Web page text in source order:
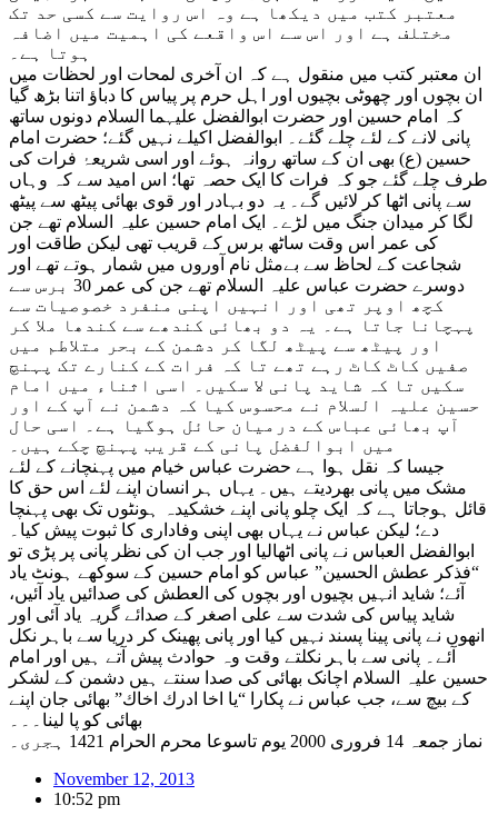
معتبر کتب میں دیکھا ہے وہ اس روایت سے کسی حد تک
مختلف ہے اور اس سے اس واقعے کی اہمیت میں اضافہ
ہوتا ہے۔
ان معتبر کتب میں منقول ہے کہ ان آخری لمحات اور لحظات میں
ان بچوں اور چھوٹی بچیوں اور اہل حرم پر پیاس کا دباؤ اتنا بڑھ گیا
کہ امام حسین اور حضرت ابوالفضل علیہما السلام دونوں ساتھ
پانی لانے کے لئے چلے گئے۔ ابوالفضل اکیلے نہيں گئے؛ حضرت امام
حسین (ع) بھی ان کے ساتھ روانہ ہوئے اور اسی شریعۂ فرات کی
طرف چلے گئے جو کہ فرات کا ایک حصہ تھا؛ اس امید سے کہ وہاں
سے پانی اٹھا کر لائیں گے۔ یہ دو بہادر اور قوی بھائی پیٹھ سے پیٹھ
لگا کر میدان جنگ میں لڑے۔ ایک امام حسین علیہ السلام تھے جن
کی عمر اس وقت ساٹھ برس کے قریب تھی لیکن طاقت اور
شجاعت کے لحاظ سے بےمثل نام آوروں میں شمار ہوتے تھے اور
دوسرے حضرت عباس علیہ السلام تھے جن کی عمر 30 برس سے
کچھ اوپر تھی اور انہیں اپنی منفرد خصوصیات سے
پہچانا جاتا ہے۔ یہ دو بھائی کندھے سے کندھا ملا کر
اور پیٹھ سے پیٹھ لگا کر دشمن کے بحر متلاطم میں
صفیں کاٹ کاٹ رہے تھے تا کہ فرات کے کنارے تک پہنچ
سکیں تا کہ شاید پانی لا سکیں۔ اسی اثناء میں امام
حسین علیہ السلام نے محسوس کیا کہ دشمن نے آپ کے اور
آپ بھائی عباس کے درمیان حائل ہوگیا ہے۔ اسی حال
میں ابوالفضل پانی کے قریب پہنچ چکے ہیں۔
جیسا کہ نقل ہوا ہے حضرت عباس خیام میں پہنچانے کے لئے
مشک میں پانی بھردیتے ہیں۔ یہاں ہر انسان اپنے لئے اس حق کا
قائل ہوجاتا ہے کہ ایک چلو پانی اپنے خشکیدہ ہونٹوں تک بھی پہنچا
دے؛ لیکن عباس نے یہاں بھی اپنی وفاداری کا ثبوت پیش کیا۔
ابوالفضل العباس نے پانی اٹھالیا اور جب ان کی نظر پانی پر پڑی تو
“فذکر عطش الحسین” عباس کو امام حسین کے سوکھے ہونٹ یاد
آئے؛ شاید انہیں بچیوں اور بچوں کی العطش کی صدائیں یاد آئیں،
شاید پیاس کی شدت سے علی اصغر کے صدائے گریہ یاد آئی اور
انھوں نے پانی پینا پسند نہیں کیا اور پانی پھینک کر دریا سے باہر نکل
آئے۔ پانی سے باہر نکلتے وقت وہ حوادث پیش آتے ہیں اور امام
حسین علیہ السلام اچانک بھائی کی صدا سنتے ہیں دشمن کے لشکر
کے بیچ سے، جب عباس نے پکارا “يا اخا ادرك اخاك” بھائی جان اپنے
بھائی کو پا لینا۔۔۔
نماز جمعہ 14 فروری 2000 یوم تاسوعا محرم الحرام 1421 ہجری۔
November 12, 2013
10:52 pm